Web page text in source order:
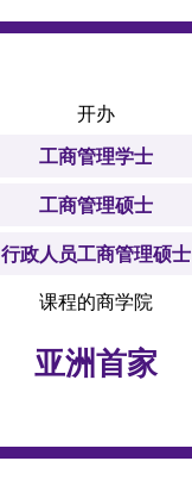
开办
工商管理学士
工商管理硕士
行政人员工商管理硕士
课程的商学院
亚洲首家